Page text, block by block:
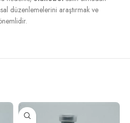
düzenlemelerini araştırmak ve